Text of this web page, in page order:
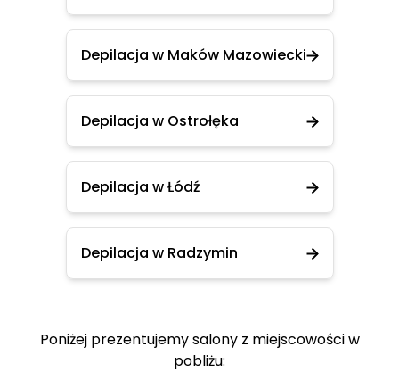
Depilacja w Maków Mazowiecki
Depilacja w Ostrołęka
Depilacja w Łódź
Depilacja w Radzymin
Poniżej prezentujemy salony z miejscowości w
pobliżu: